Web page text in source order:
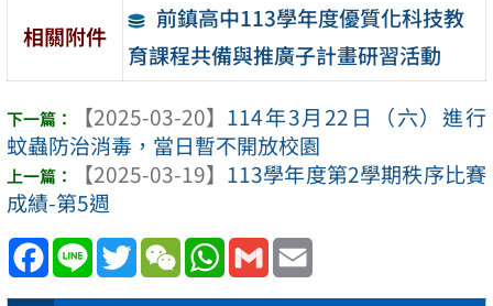
相關附件
前鎮高中113學年度優質化科技教
育課程共備與推廣子計畫研習活動
【2025-03-20】 114年3月22日（六）進行
蚊蟲防治消毒，當日暫不開放校園
【2025-03-19】 113學年度第2學期秩序比賽
成績-第5週
Facebook
Line TwitterWeChatWhatsApp
Gmail